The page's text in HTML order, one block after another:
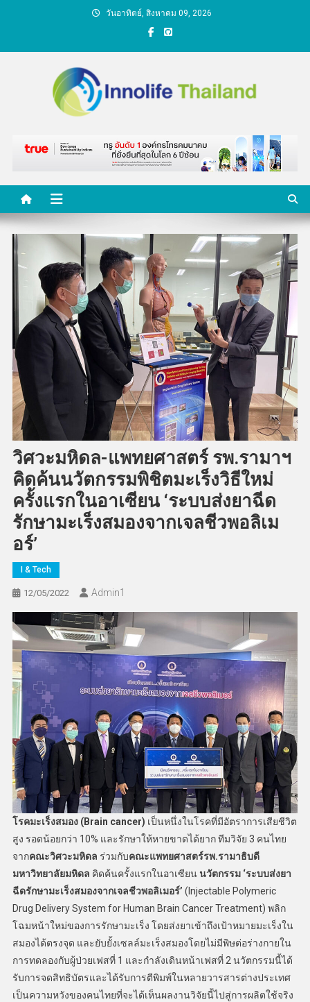
วันอาทิตย์, สิงหาคม 09, 2026
คนกับความคิด ชีวิตกับ
นวัตกรรม
วิศวะมหิดล-แพทยศาสตร์ รพ.รามาฯ
คิดค้นนวัตกรรมพิชิตมะเร็งวิธีใหม่
ครั้งแรกในอาเซียน ‘ระบบส่งยาฉีด
รักษามะเร็งสมองจากเจลชีวพอลิเม
อร์’
I & Tech
12/05/2022 Admin​1
โรคมะเร็งสมอง (Brain cancer) เป็นหนึ่งในโรคที่มีอัตราการเสียชีวิต
สูง รอดน้อยกว่า 10% และรักษาให้หายขาดได้ยาก ทีมวิจัย 3 คนไทย
จากคณะวิศวะมหิดล ร่วมกับคณะแพทยศาสตร์รพ.รามาธิบดี
มหาวิทยาลัยมหิดล คิดค้นครั้งแรกในอาเซียนนวัตกรรม ‘ระบบส่งยา
ฉีดรักษามะเร็งสมองจากเจลชีวพอลิเมอร์’ (Injectable Polymeric
Drug Delivery System for Human Brain Cancer Treatment) พลิก
โฉมหน้าใหม่ของการรักษามะเร็ง โดยส่งยาเข้าถึงเป้าหมายมะเร็งใน
สมองได้ตรงจุด และยับยั้งเซลล์มะเร็งสมองโดยไม่มีพิษต่อร่างกายใน
การทดลองกับผู้ป่วยเฟสที่ 1 และกำลังเดินหน้าเฟสที่ 2 นวัตกรรมนี้ได้
รับการจดสิทธิบัตรและได้รับการตีพิมพ์ในหลายวารสารต่างประเทศ
เป็นความหวังของคนไทยที่จะได้เห็นผลงานวิจัยนี้ไปสู่การผลิตใช้จริง